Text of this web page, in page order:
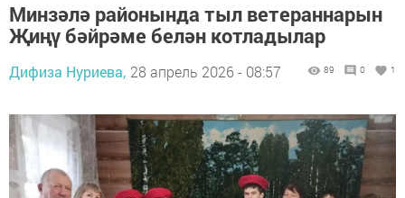
Минзәлә районында тыл ветераннарын
Җиңү бәйрәме белән котладылар
Дифиза Нуриева, 28 апрель 2026 - 08:57 89 0 1